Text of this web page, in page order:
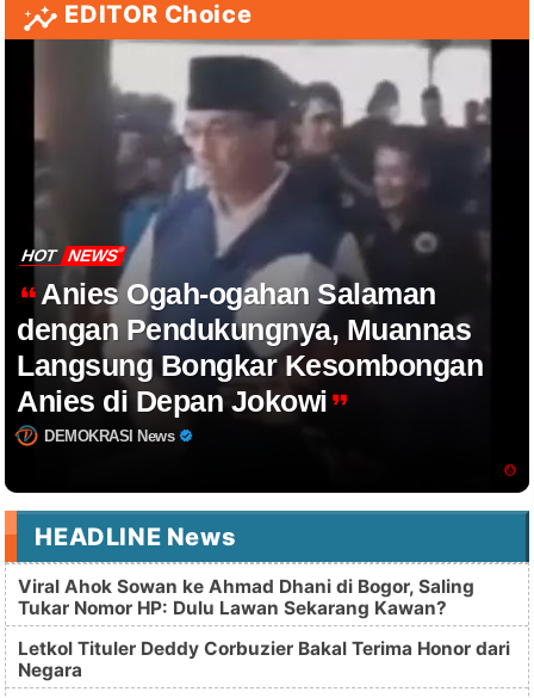
EDITOR Choice
HOT NEWS
Anies Ogah-ogahan Salaman
dengan Pendukungnya, Muannas
Langsung Bongkar Kesombongan
Anies di Depan Jokowi
DEMOKRASI News
HEADLINE News
Viral Ahok Sowan ke Ahmad Dhani di Bogor, Saling
Tukar Nomor HP: Dulu Lawan Sekarang Kawan?
Letkol Tituler Deddy Corbuzier Bakal Terima Honor dari
Negara